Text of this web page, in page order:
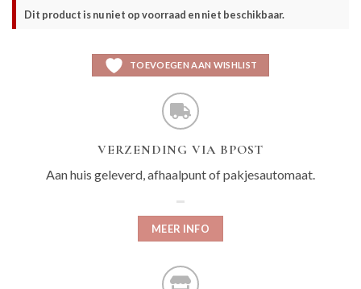
Dit product is nu niet op voorraad en niet beschikbaar.
TOEVOEGEN AAN WISHLIST
VERZENDING VIA BPOST
Aan huis geleverd, afhaalpunt of pakjesautomaat.
MEER INFO